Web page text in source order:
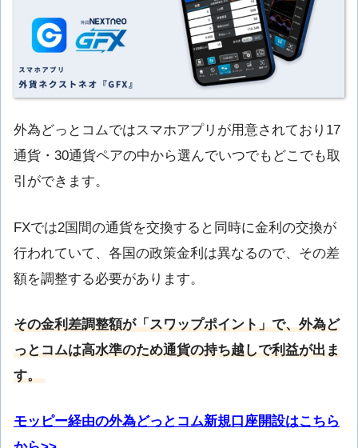
外為どっとコムではスマホアプリが用意されており17
通貨・30通貨ペアの中から選んでいつでもどこでも取
引ができます。
FXでは2国間の通貨を交換すると同時に金利の交換が
行われていて、各国の政策金利は異なるので、その差
額を調整する必要があります。
その金利差調整額が「スワップポイント」で、外為ど
っとコムは高水準のため通貨の持ち越しで利益が出ま
す。
モッピー経由の外為どっとコム新規口座開設はこちら